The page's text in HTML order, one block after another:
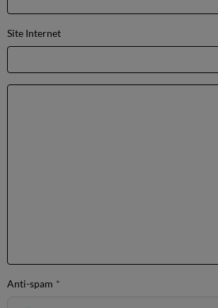
Site Internet
Anti-spam